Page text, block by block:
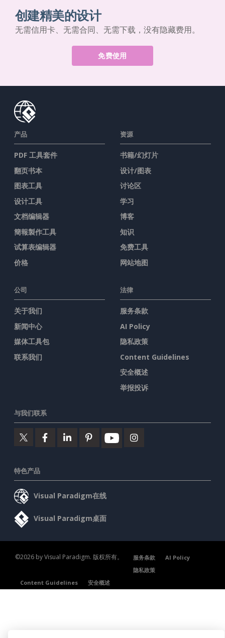
创建精美的设计
无需信用卡、无需合同、无需下载，没有隐藏费用。
免费使用
产品
PDF 工具套件
翻页书本
图表工具
设计工具
文档编辑器
簡報製作工具
试算表编辑器
价格
资源
书籍/幻灯片
设计/图表
讨论区
学习
博客
知识
免费工具
网站地图
公司
关于我们
新闻中心
媒体工具包
联系我们
法律
服务条款
AI Policy
隐私政策
Content Guidelines
安全概述
举报投诉
与我们联系
特色产品
Visual Paradigm在线
Visual Paradigm桌面
©2026 by Visual Paradigm. 版权所有。 服务条款
AI Policy
隐私政策
Content Guidelines
安全概述